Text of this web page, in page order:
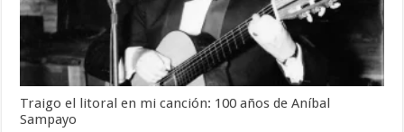
Traigo el litoral en mi canción: 100 años de Aníbal
Sampayo